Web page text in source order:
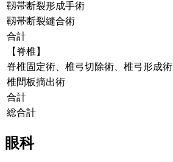
靱帯断裂形成手術
靱帯断裂縫合術
合計
【脊椎】
脊椎固定術、椎弓切除術、椎弓形成術
椎間板摘出術
合計
総合計
眼科